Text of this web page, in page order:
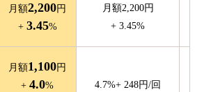
月額2,200円
+ 3.45%
月額2,200円
+3.45%
月額1,100円
+4.0%
4.7%+248円/回